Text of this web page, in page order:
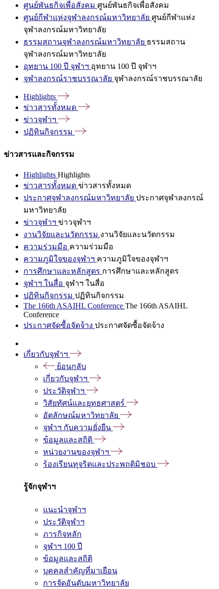
ศูนย์พันธกิจเพื่อสังคม ศูนย์พันธกิจเพื่อสังคม
ศูนย์กีฬาแห่งจุฬาลงกรณ์มหาวิทยาลัย ศูนย์กีฬาแห่ง
จุฬาลงกรณ์มหาวิทยาลัย
ธรรมสถานจุฬาลงกรณ์มหาวิทยาลัย ธรรมสถาน
จุฬาลงกรณ์มหาวิทยาลัย
อุทยาน 100 ปี จุฬาฯ อุทยาน 100 ปี จุฬาฯ
จุฬาลงกรณ์ราชบรรณาลัย จุฬาลงกรณ์ราชบรรณาลัย
Highlights
ข่าวสารทั้งหมด
ข่าวจุฬาฯ
ปฏิทินกิจกรรม
ข่าวสารและกิจกรรม
Highlights Highlights
ข่าวสารทั้งหมด ข่าวสารทั้งหมด
ประกาศจุฬาลงกรณ์มหาวิทยาลัย ประกาศจุฬาลงกรณ์
มหาวิทยาลัย
ข่าวจุฬาฯ ข่าวจุฬาฯ
งานวิจัยและนวัตกรรม งานวิจัยและนวัตกรรม
ความร่วมมือ ความร่วมมือ
ความภูมิใจของจุฬาฯ ความภูมิใจของจุฬาฯ
การศึกษาและหลักสูตร การศึกษาและหลักสูตร
จุฬาฯ ในสื่อ จุฬาฯ ในสื่อ
ปฏิทินกิจกรรม ปฏิทินกิจกรรม
The 166th ASAIHL Conference The 166th ASAIHL
Conference
ประกาศจัดซื้อจัดจ้าง ประกาศจัดซื้อจัดจ้าง
เกี่ยวกับจุฬาฯ
ย้อนกลับ
เกี่ยวกับจุฬาฯ
ประวัติจุฬาฯ
วิสัยทัศน์และยุทธศาสตร์
อัตลักษณ์มหาวิทยาลัย
จุฬาฯ กับความยั่งยืน
ข้อมูลและสถิติ
หน่วยงานของจุฬาฯ
ร้องเรียนทุจริตและประพฤติมิชอบ
รู้จักจุฬาฯ
แนะนำจุฬาฯ
ประวัติจุฬาฯ
ภารกิจหลัก
จุฬาฯ 100 ปี
ข้อมูลและสถิติ
บุคคลสำคัญที่มาเยือน
การจัดอันดับมหาวิทยาลัย